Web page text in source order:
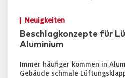
Neuigkeiten
Beschlagkonzepte für
Aluminium
Immer häufiger kommen in
Gebäude schmale